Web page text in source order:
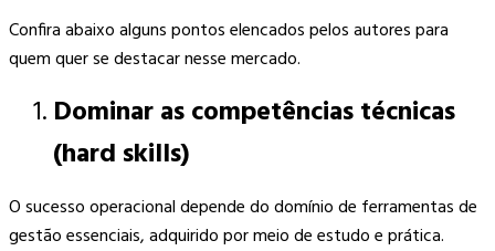
Confira abaixo alguns pontos elencados pelos autores para
quem quer se destacar nesse mercado.
Dominar as competências técnicas
(hard skills)
O sucesso operacional depende do domínio de ferramentas de
gestão essenciais, adquirido por meio de estudo e prática.